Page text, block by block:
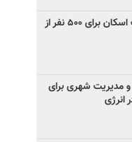
عمود ۱۰۳۳ با ایجاد ظرفیت اسکان برای ۵۰۰ نفر از
مدیریت شهری برای
انرژی